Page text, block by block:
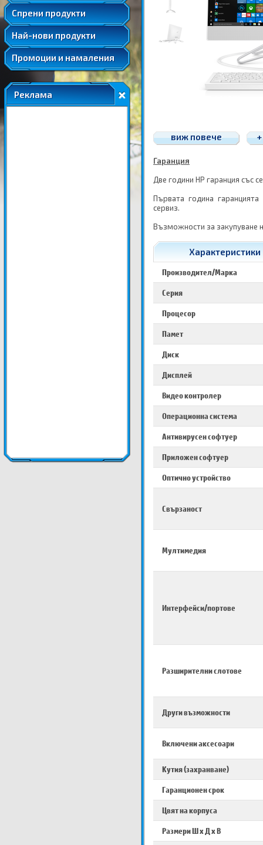
Спрени продукти
Удължени и допълнителни гаранции
Най-нови продукти
Промоции и намаления
Реклама
виж повече
Гаранция
Две години HP гаранция със
Първата година
сервиз.
Възможности за закупуване
Производител/Марка
Серия
Процесор
Памет
Диск
Дисплей
Видео контролер
Операционна система
Антивирусен софтуер
Приложен софтуер
Оптично устройство
Свързаност
Мултимедия
Интерфейси/портове
Разширителни слотове
Други възможности
Включени аксесоари
Кутия (захранване)
Гаранционен срок
Цвят на корпуса
Размери Ш х Д х В